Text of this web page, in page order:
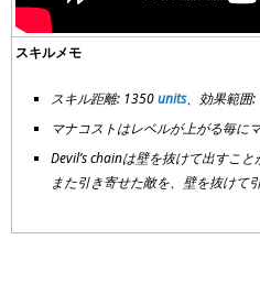
スキルメモ
スキル距離: 1350units、効果範囲
マナコストはレベルが上がる毎に
Devil’s chainは壁を抜けて出すこと
また引き寄せた敵を、壁を抜けて